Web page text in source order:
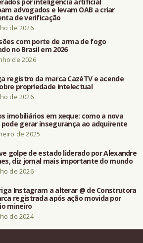
por inteligência artificial
advogados e levam OAB a criar
de verificação
de 2026
com porte de arma de fogo
no Brasil em 2026
de 2026
registro da marca CazéTV e acende
propriedade intelectual
de 2026
imobiliários em xeque: como a nova
pode gerar insegurança ao adquirente
de 2025
golpe de estado liderado por Alexandre
diz jornal mais importante do mundo
de 2026
Instagram a alterar @ de Construtora
registrada após ação movida por
mineiro
de 2024